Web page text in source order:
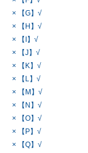
× 【G】√
× 【H】√
× 【I】√
× 【J】√
× 【K】√
× 【L】√
× 【M】√
× 【N】√
× 【O】√
× 【P】√
× 【Q】√